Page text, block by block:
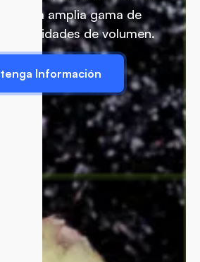
una amplia gama de
capacidades de volumen.
Información